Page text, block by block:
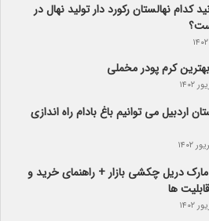
کدام نهالستان رکورد دار تولید نهال­ در
کرم پودر مخملی
اردبیل می توانیم باغ بادام راه اندازی
دریل چکشی بازار + راهنمای خرید و
ها